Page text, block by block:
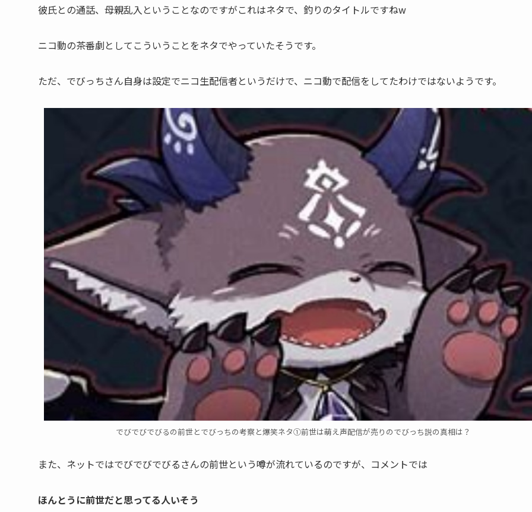
彼氏との通話、母親乱入ということなのですがこれはネタで、 釣りのタイトルですねw
ニコ動の茶番劇としてこういうことをネタでやっていたそうです。
ただ、 でびっちさん自身は設定でニコ生配信者というだけで、ニコ動で配信をしてたわけではないようです。
でびでびでびるの前世とでびっちの考察と爆笑ネタ①前世は萌え声配信が売りのでびっち説の真相は？
また、ネットではでびでびでびるさんの前世という噂が流れているのですが、コメントでは
ほんとうに前世だと思ってる人いそう